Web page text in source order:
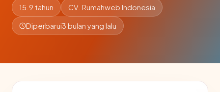
15.9 tahun CV. Rumahweb Indonesia
Diperbarui3 bulan yang lalu